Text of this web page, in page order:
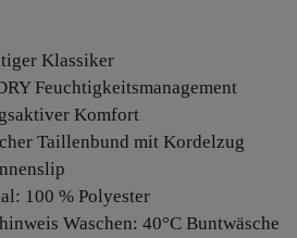
Klassiker
Feuchtigkeitsmanagement
Komfort
Taillenbund mit Kordelzug
100 % Polyester
Waschen: 40°C Buntwäsche